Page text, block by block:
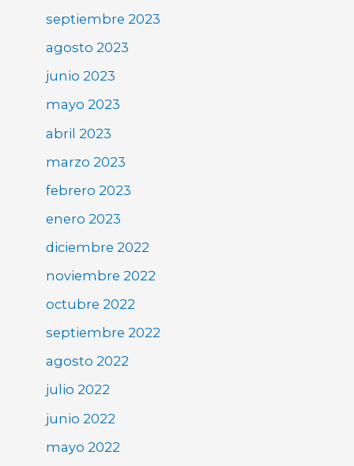
septiembre 2023
agosto 2023
junio 2023
mayo 2023
abril 2023
marzo 2023
febrero 2023
enero 2023
diciembre 2022
noviembre 2022
octubre 2022
septiembre 2022
agosto 2022
julio 2022
junio 2022
mayo 2022